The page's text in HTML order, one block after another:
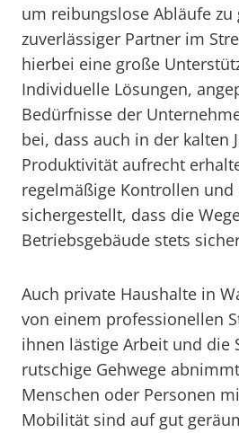
um reibungslose Abläufe zu
zuverlässiger Partner im
hierbei eine große
Individuelle Lösungen,
Bedürfnisse der
bei, dass auch in der kalten
Produktivität aufrecht
regelmäßige Kontrollen und
sichergestellt, dass die
Betriebsgebäude stets
Auch private Haushalte in
von einem professionellen
ihnen lästige Arbeit und die
rutschige Gehwege
Menschen oder Personen
Mobilität sind auf gut